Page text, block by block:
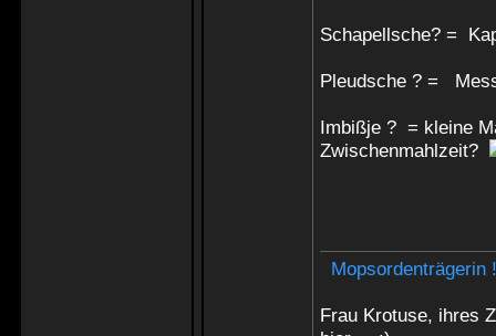
Schapellsche? =
Pleudsche ? =
Imbißje ? = kleine
Zwischenmahlzeit?
Mopsordenträgerin !
Frau Krotuse, ihres